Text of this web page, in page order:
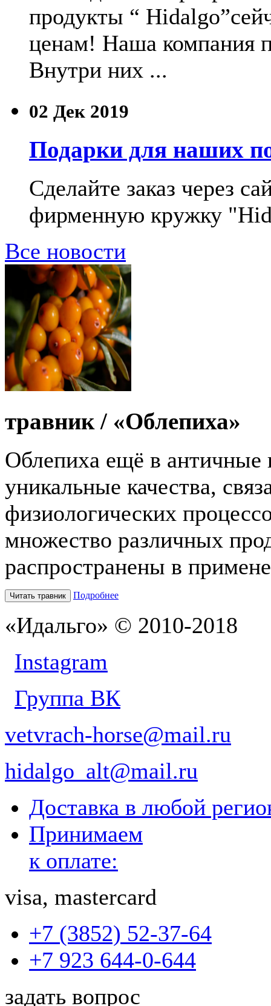
продукты “
ценам! Наша компания
Внутри них ...
02 Дек 2019
Подарки для наших
Сделайте заказ через
фирменную кружку
Все новости
травник / «Облепиха»
Облепиха ещё в античные
уникальные качества,
физиологических
множество различных
распространены в
Читать травник Подробнее
«Идальго» © 2010-2018
Instagram
Группа ВК
vetvrach-horse@mail.ru
hidalgo_alt@mail.ru
Доставка в любой
Принимаем
к оплате:
visa, mastercard
+7 (3852) 52-37-64
+7 923 644-0-644
задать вопрос